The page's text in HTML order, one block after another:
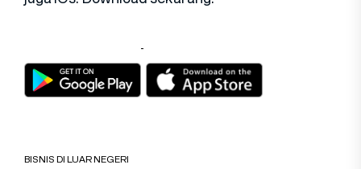
BISNIS DI LUAR NEGERI